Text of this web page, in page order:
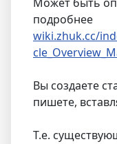
подробнее
wiki.zhuk.cc/
Вы создаете
пишете,
Т.е.